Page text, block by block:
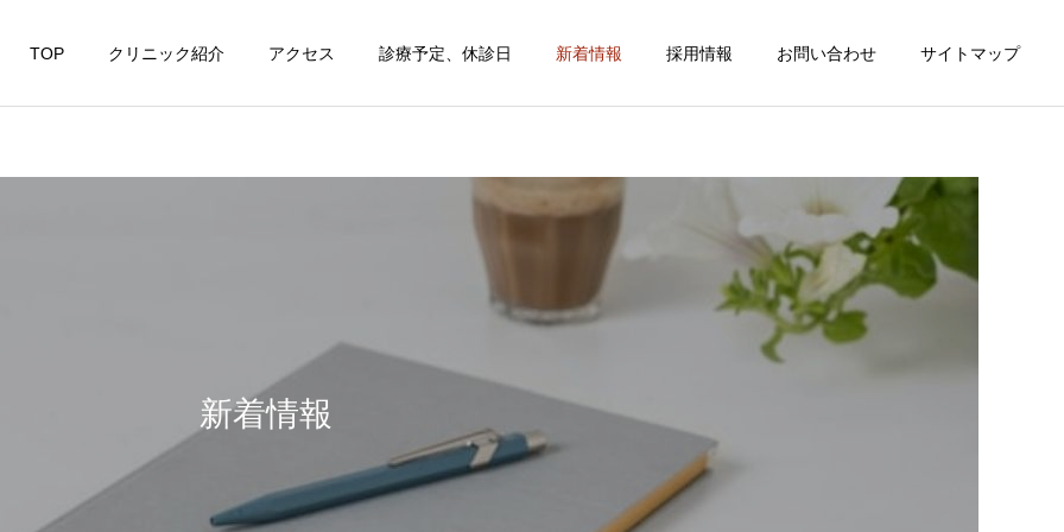
TOP クリニック紹介 アクセス 診療予定、休診日 新着情報 採用情報 お問い合わせ サイトマップ
新着情報